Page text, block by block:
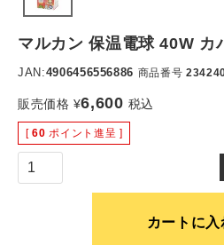
マルカン 保温電球 40W カ
JAN:4906456556886 商品番号
販売価格 ¥6,600 税込
[ 60 ポイント進呈 ]
カートに入